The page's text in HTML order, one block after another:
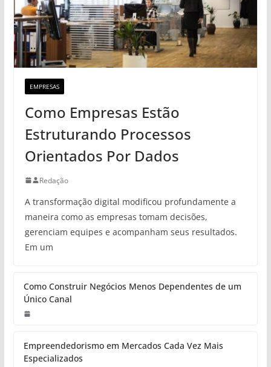
EMPRESAS
Como Empresas Estão
Estruturando Processos
Orientados Por Dados
Redação
A transformação digital modificou profundamente a
maneira como as empresas tomam decisões,
gerenciam equipes e acompanham seus resultados.
Em um
Como Construir Negócios Menos Dependentes de um
Único Canal
Empreendedorismo em Mercados Cada Vez Mais
Especializados